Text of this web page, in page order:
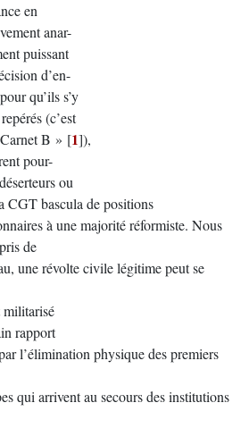
en
anar-
puissant
d’en-
qu’ils s’y
(c’est
B » [1]),
pour-
ou
CGT bascula de positions
à une majorité réformiste. Nous
de
une révolte civile légitime peut se
rapport
l’élimination physique des premiers
qui arrivent au secours des institutions